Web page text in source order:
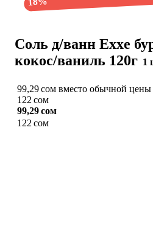
Соль д/ванн Exxe
кокос/ваниль 120г 1
99,29 сом вместо обычной цены
122 сом
99,29 сом
122 сом